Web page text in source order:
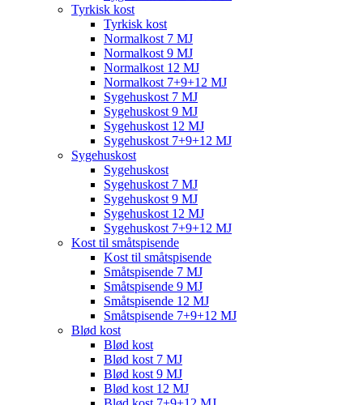
Tyrkisk kost
Tyrkisk kost
Normalkost 7 MJ
Normalkost 9 MJ
Normalkost 12 MJ
Normalkost 7+9+12 MJ
Sygehuskost 7 MJ
Sygehuskost 9 MJ
Sygehuskost 12 MJ
Sygehuskost 7+9+12 MJ
Sygehuskost
Sygehuskost
Sygehuskost 7 MJ
Sygehuskost 9 MJ
Sygehuskost 12 MJ
Sygehuskost 7+9+12 MJ
Kost til småtspisende
Kost til småtspisende
Småtspisende 7 MJ
Småtspisende 9 MJ
Småtspisende 12 MJ
Småtspisende 7+9+12 MJ
Blød kost
Blød kost
Blød kost 7 MJ
Blød kost 9 MJ
Blød kost 12 MJ